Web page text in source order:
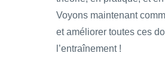
Voyons maintenant
et améliorer toutes ces
l’entraînement !